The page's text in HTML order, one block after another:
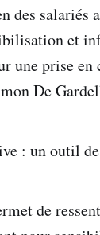
des salariés
et
une prise en
De
: un outil
de